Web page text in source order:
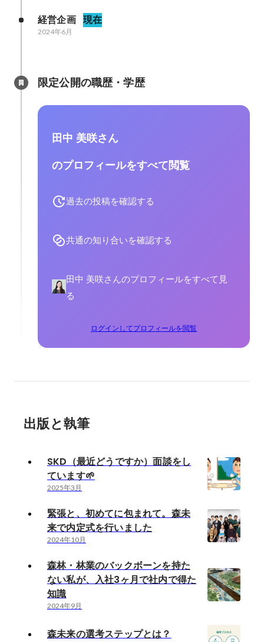
経営企画 現在
2024年6月
限定公開の職歴・学歴
田中 美咲さん
のプロフィールをすべて閲覧
過去の投稿を確認する
共通の知り合いを確認する
田中 美咲さんのプロフィールをすべて見
る
ログインしてプロフィールを閲覧
出版と執筆
SKD（最近どうですか）面談をし
ています🌱
2025年3月
緊張と、初めてに包まれて。森未
来で内定式を行いました
2024年10月
森林・林業のバックボーンを持た
ない私が、入社3ヶ月で社内で得た
知識
2024年9月
森未来の選考ステップとは？